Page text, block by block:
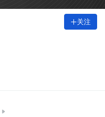
关注